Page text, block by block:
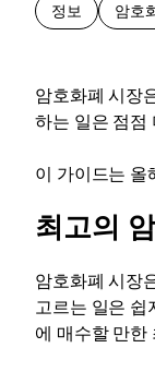
정보 암호
암호화폐 시장
하는 일은 점점
이 가이드는 올
최고의
암호화폐 시장
고르는 일은 쉽
에 매수할 만한